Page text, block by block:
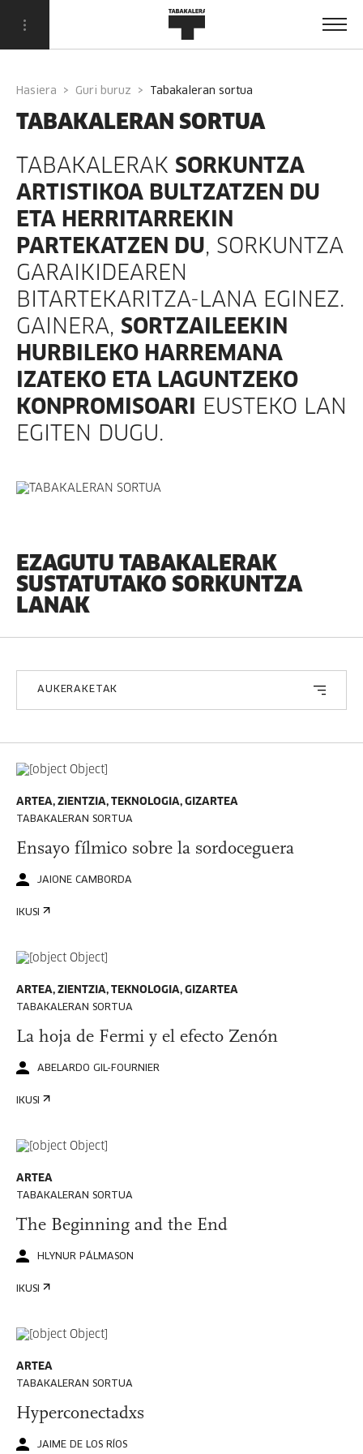
Hasiera Guri buruz tabakaleran sortua
TABAKALERAN SORTUA
TABAKALERAK SORKUNTZA
ARTISTIKOA BULTZATZEN DU
ETA HERRITARREKIN
PARTEKATZEN DU, SORKUNTZA
GARAIKIDEAREN
BITARTEKARITZA-LANA EGINEZ.
GAINERA, SORTZAILEEKIN
HURBILEKO HARREMANA
IZATEKO ETA LAGUNTZEKO
KONPROMISOARI
EUSTEKO LAN
EGITEN DUGU.
EZAGUTU TABAKALERAK
SUSTATUTAKO SORKUNTZA
LANAK
AUKERAKETAK
ARTEA, ZIENTZIA, TEKNOLOGIA, GIZARTEA
TABAKALERAN SORTUA
Ensayo fílmico sobre la sordoceguera
JAIONE CAMBORDA
IKUSI
ARTEA, ZIENTZIA, TEKNOLOGIA, GIZARTEA
TABAKALERAN SORTUA
La hoja de Fermi y el efecto Zenón
ABELARDO GIL-FOURNIER
IKUSI
ARTEA
TABAKALERAN SORTUA
The Beginning and the End
HLYNUR PÁLMASON
IKUSI
ARTEA
TABAKALERAN SORTUA
Hyperconectadxs
JAIME DE LOS RÍOS